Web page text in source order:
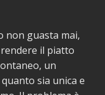
non guasta mai,
il piatto
un
sia unica e